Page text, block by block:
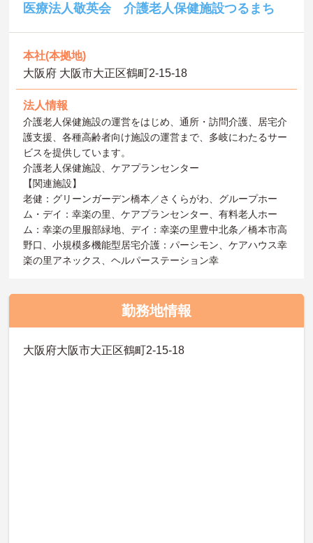
医療法人敬英会 介護老人保健施設つるまち
本社(本拠地)
大阪府 大阪市大正区鶴町2‐15‐18
法人情報
介護老人保健施設の運営をはじめ、通所・訪問介護、居宅介
護支援、各種高齢者向け施設の運営まで、多岐にわたるサー
ビスを提供しています。
介護老人保健施設、ケアプランセンター
【関連施設】
老健：グリーンガーデン橋本／さくらがわ、グループホー
ム・デイ：幸楽の里、ケアプランセンター、有料老人ホー
ム：幸楽の里服部緑地、デイ：幸楽の里豊中北条／橋本市高
野口、小規模多機能型居宅介護：パーシモン、ケアハウス幸
楽の里アネックス、ヘルパーステーション幸
勤務地情報
大阪府大阪市大正区鶴町2-15-18